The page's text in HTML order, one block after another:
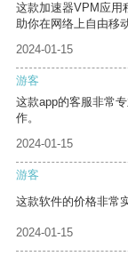
这款加速器VPM应用
助你在网络上自由移动
2024-01-15
游客
这款app的客服非常
作。
2024-01-15
游客
这款软件的价格非常
2024-01-15